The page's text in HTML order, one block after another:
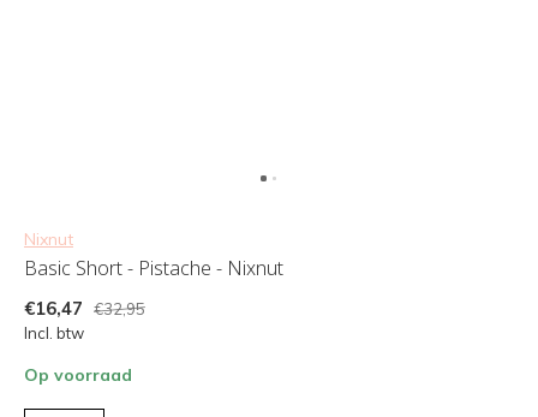
Nixnut
Basic Short - Pistache - Nixnut
€16,47
€32,95
Incl. btw
Op voorraad